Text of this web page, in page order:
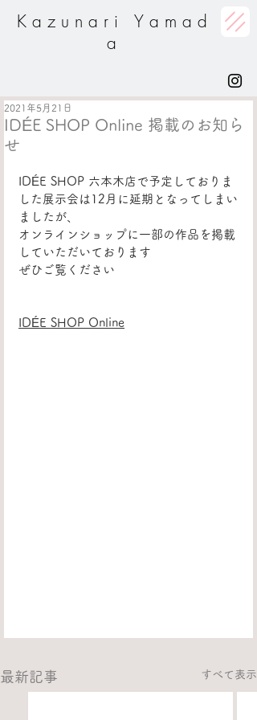
K a z u n a r i Y a m a d
a
IDÉE SHOP Online 掲載のお知ら
せ
2021年5月21日
IDÉE SHOP 六本木店で予定しておりま
した展示会は12月に延期となってしまい
ましたが、
オンラインショップに一部の作品を掲載
していただいております
ぜひご覧ください
IDÉE SHOP Online
最新記事 すべて表示